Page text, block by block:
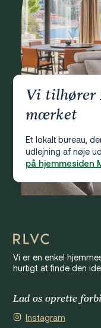
Vi tilhører
mærket
Et lokalt bureau,
udlejning af nøje
på hjemmesiden
Vi er en enkel
hurtigt at finde den
Lad os oprette
Instagram